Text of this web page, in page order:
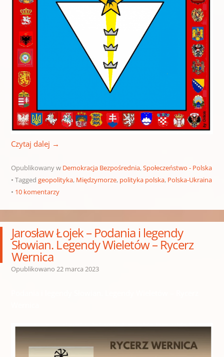
Czytaj dalej →
Opublikowany w Demokracja Bezpośrednia,Społeczeństwo - Polska
Tagged geopolityka, Międzymorze, polityka polska, Polska-Ukraina
10 komentarzy
Jarosław Łojek – Podania i legendy
Słowian. Legendy Wieletów – Rycerz
Wernica
Opublikowano 22 marca 2023